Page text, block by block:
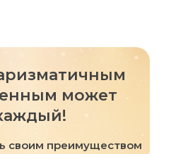
может
своим преимуществом